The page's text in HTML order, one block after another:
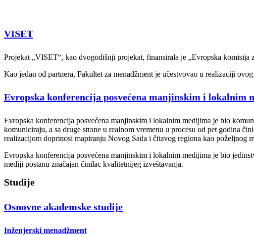
VISET
Projekat „VISET“, kao dvogodišnji projekat, finansirala je „Evropska
Kao jedan od partnera, Fakultet za menadžment je učestvovao u realizaciji
Evropska konferencija posvećena manjinskim i lokalnim
Evropska konferencija posvećena manjinskim i lokalnim medijima je bio
komuniciraju, a sa druge strane u realnom vremenu u procesu od pet godina
realizacijom doprinosi mapiranju Novog Sada i čitavog regiona kao poželjnog
Evropska konferencija posvećena manjinskim i lokalnim medijima je bio
mediji postanu značajan činilac kvalitetnijeg izveštavanja.
Studije
Osnovne akademske studije
Inženjerski menadžment